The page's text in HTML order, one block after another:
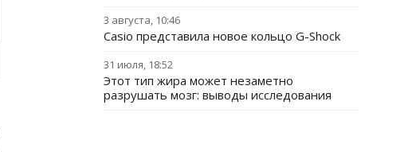
3 августа, 10:46
Casio представила новое кольцо G-Shock
31 июля, 18:52
Этот тип жира может незаметно
разрушать мозг: выводы исследования